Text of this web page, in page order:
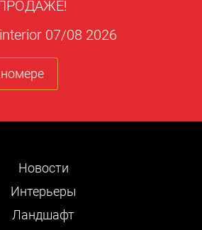
07/08 2026
Новости
Интерьеры
Ландшафт